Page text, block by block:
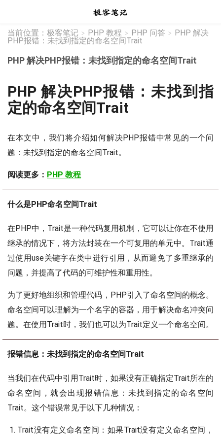
当前位置： 极客笔记 > PHP 教程 > PHP 问答 > PHP 解决
PHP报错：未找到指定的命名空间Trait
PHP 解决PHP报错：未找到指定的命名空间Trait
PHP 解决PHP报错：未找到指
定的命名空间Trait
在本文中，我们将介绍如何解决PHP报错中常见的一个问
题：未找到指定的命名空间Trait。
阅读更多： PHP 教程
什么是PHP命名空间Trait
在PHP中，Trait是一种代码复用机制，它可以让你在不使用
继承的情况下，将方法封装在一个可复用的单元中。Trait通
过使用use关键字在类中进行引用，从而避免了多重继承的
问题，并提高了代码的可维护性和重用性。
为了更好地组织和管理代码，PHP引入了命名空间的概念。
命名空间可以理解为一个名字的容器，用于解决命名冲突问
题。在使用Trait时，我们也可以为Trait定义一个命名空间。
报错信息：未找到指定的命名空间Trait
当我们在代码中引用Trait时，如果没有正确指定Trait所在的
命名空间，就会出现报错信息：未找到指定的命名空间
Trait。这个错误常见于以下几种情况：
Trait没有定义命名空间：如果Trait没有定义命名空间，